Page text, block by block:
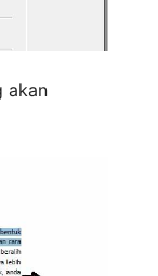
akan